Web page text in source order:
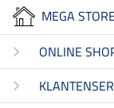
MEGA
ONLINE